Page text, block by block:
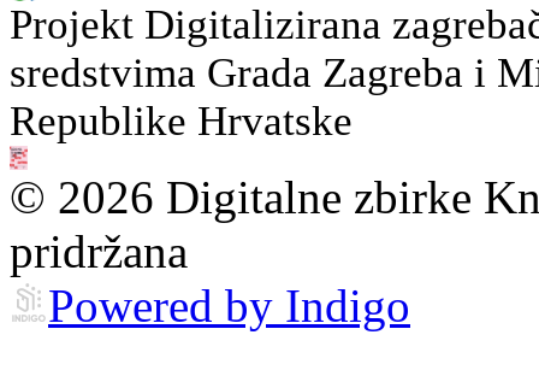
Projekt Digitalizirana
sredstvima Grada Zagreba i
Republike Hrvatske
© 2026 Digitalne zbirke
pridržana
Powered by Indigo